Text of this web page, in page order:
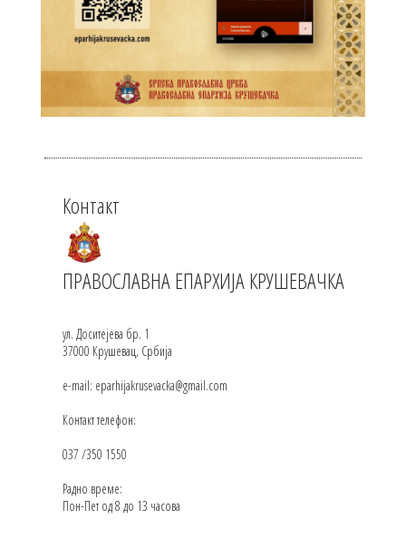
Контакт
ПРАВОСЛАВНА ЕПАРХИЈА КРУШЕВАЧКА
ул. Доситејева бр. 1
37000 Крушевац, Србија
e-mail: eparhijakrusevacka@gmail.com
Контакт телефон:
037 /350 1550
Радно време:
Пон-Пет од 8 до 13 часова